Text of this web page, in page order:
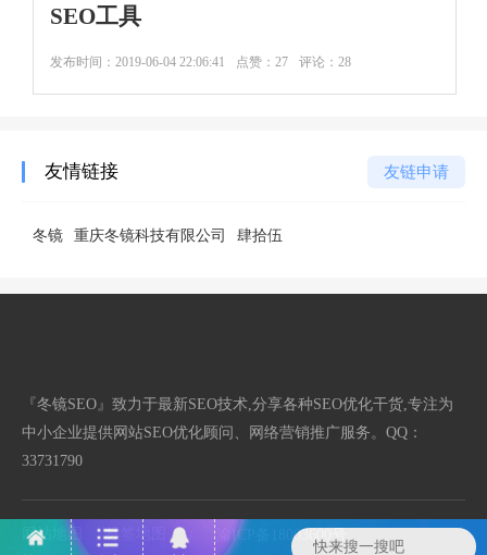
SEO工具
发布时间： 2019-06-04 22:06:41 点赞：27 评论：28
友情链接 友链申请
冬镜 重庆冬镜科技有限公司 肆拾伍
『冬镜SEO』致力于最新SEO技术,分享各种SEO优化干货,专注为
中小企业提供网站SEO优化顾问、网络营销推广服务。QQ：
33731790
网站地图 标签地图
渝ICP备18003600号